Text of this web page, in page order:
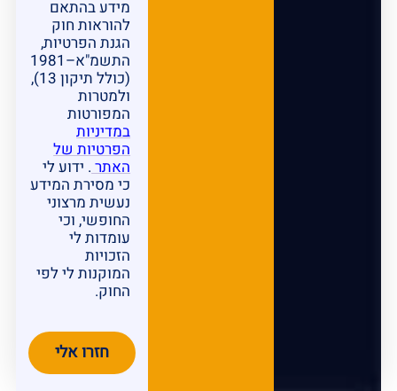
מידע בהתאם
להוראות חוק
הגנת הפרטיות,
התשמ"א–1981
(כולל תיקון 13),
ולמטרות
המפורטות
במדיניות
הפרטיות של
האתר. ידוע לי
כי מסירת המידע
נעשית מרצוני
החופשי, וכי
עומדות לי
הזכויות
המוקנות לי לפי
החוק.
חזרו אלי